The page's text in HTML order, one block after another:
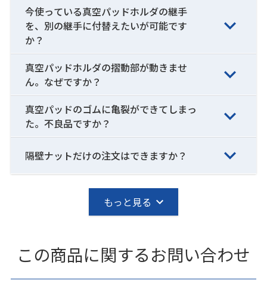
今使っている真空パッドホルダの継手
を、別の継手に付替えたいが可能です
か？
真空パッドホルダの摺動部が動きませ
ん。なぜですか？
真空パッドのゴムに亀裂ができてしまっ
た。不良品ですか？
隔壁ナットだけの注文はできますか？
もっと見る
この商品に関するお問い合わせ